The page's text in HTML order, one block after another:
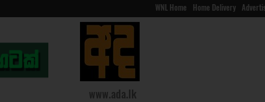
WNL Home Home Delivery
www.ada.lk